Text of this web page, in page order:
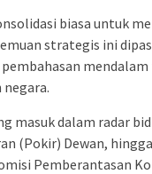
biasa untuk
strategis ini
masuk dalam radar
(Pokir) Dewan,
Pemberantasan